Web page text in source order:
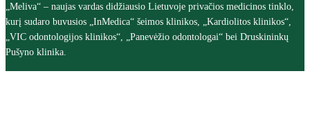
„Meliva“ – naujas vardas didžiausio Lietuvoje privačios medicinos tinklo,
kurį sudaro buvusios „InMedica“ šeimos klinikos, „Kardiolitos klinikos“,
„VIC odontologijos klinikos“, „Panevėžio odontologai“ bei Druskininkų
Pušyno klinika.